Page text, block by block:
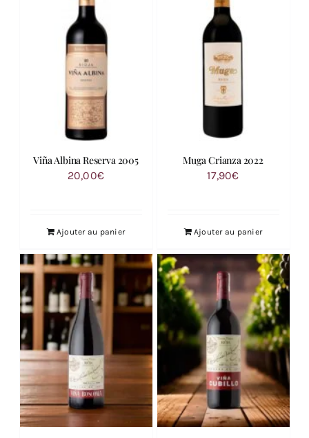
Viña Albina Reserva 2005
20,00€
Ajouter au panier
Muga Crianza 2022
17,90€
Ajouter au panier